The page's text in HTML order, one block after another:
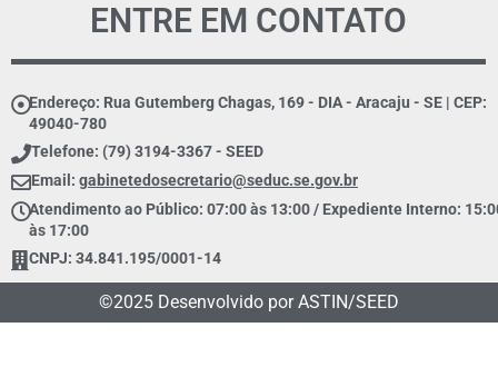
ENTRE EM CONTATO
Endereço: Rua Gutemberg Chagas, 169 - DIA - Aracaju - SE | CEP:
49040-780
Telefone: (79) 3194-3367 - SEED
Email: gabinetedosecretario@seduc.se.gov.br
Atendimento ao Público: 07:00 às 13:00 / Expediente Interno:
às 17:00
CNPJ: 34.841.195/0001-14
©2025 Desenvolvido por ASTIN/SEED